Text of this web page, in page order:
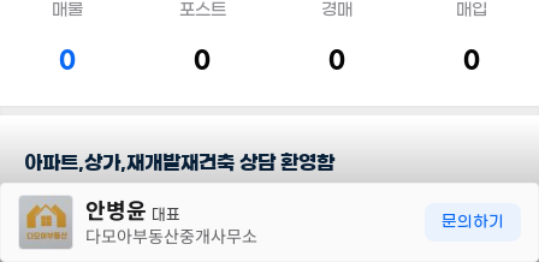
매물
0
포스트
0
경매
0
매입
0
아파트,상가,재개발재건축 상담 환영함
유튜브 : 다모아부동산TV 검색해 보세요^^ㆍㅇ
안병윤 대표
다모아부동산중개사무소
문의하기